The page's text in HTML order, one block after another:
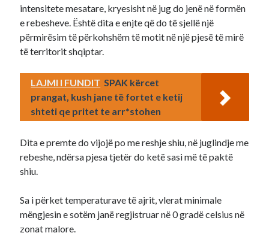
intensitete mesatare, kryesisht në jug do jenë në formën
e rebesheve. Është dita e enjte që do të sjellë një
përmirësim të përkohshëm të motit në një pjesë të mirë
të territorit shqiptar.
LAJMI I FUNDIT SPAK kërcet
prangat, kush jane të fortet e ketij
shteti qe pritet te arr*stohen
Dita e premte do vijojë po me reshje shiu, në juglindje me
rebeshe, ndërsa pjesa tjetër do ketë sasi më të paktë
shiu.
Sa i përket temperaturave të ajrit, vlerat minimale
mëngjesin e sotëm janë regjistruar në 0 gradë celsius në
zonat malore.